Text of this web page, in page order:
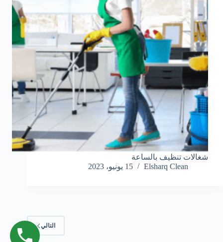
شغالات تنظيف بالساعة
Elsharq Clean
15 يونيو، 2023
التالي